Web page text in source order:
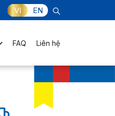
VI EN
FAQ Liên hệ